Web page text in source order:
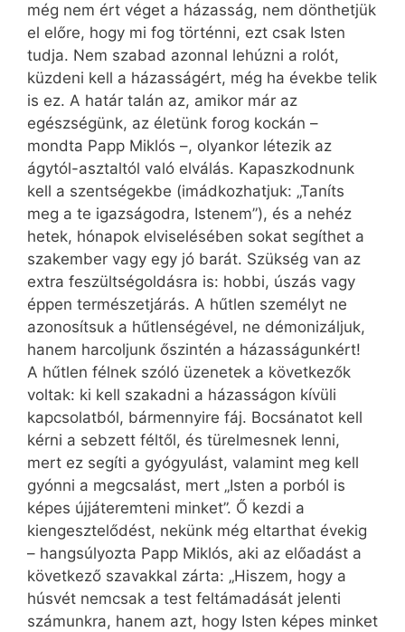
még nem ért véget a házasság, nem dönthetjük
el előre, hogy mi fog történni, ezt csak Isten
tudja. Nem szabad azonnal lehúzni a rolót,
küzdeni kell a házasságért, még ha évekbe telik
is ez. A határ talán az, amikor már az
egészségünk, az életünk forog kockán –
mondta Papp Miklós –, olyankor létezik az
ágytól-asztaltól való elválás. Kapaszkodnunk
kell a szentségekbe (imádkozhatjuk: „Taníts
meg a te igazságodra, Istenem”), és a nehéz
hetek, hónapok elviselésében sokat segíthet a
szakember vagy egy jó barát. Szükség van az
extra feszültségoldásra is: hobbi, úszás vagy
éppen természetjárás. A hűtlen személyt ne
azonosítsuk a hűtlenségével, ne démonizáljuk,
hanem harcoljunk őszintén a házasságunkért!
A hűtlen félnek szóló üzenetek a következők
voltak: ki kell szakadni a házasságon kívüli
kapcsolatból, bármennyire fáj. Bocsánatot kell
kérni a sebzett féltől, és türelmesnek lenni,
mert ez segíti a gyógyulást, valamint meg kell
gyónni a megcsalást, mert „Isten a porból is
képes újjáteremteni minket”. Ő kezdi a
kiengesztelődést, nekünk még eltarthat évekig
– hangsúlyozta Papp Miklós, aki az előadást a
következő szavakkal zárta: „Hiszem, hogy a
húsvét nemcsak a test feltámadását jelenti
számunkra, hanem azt, hogy Isten képes minket